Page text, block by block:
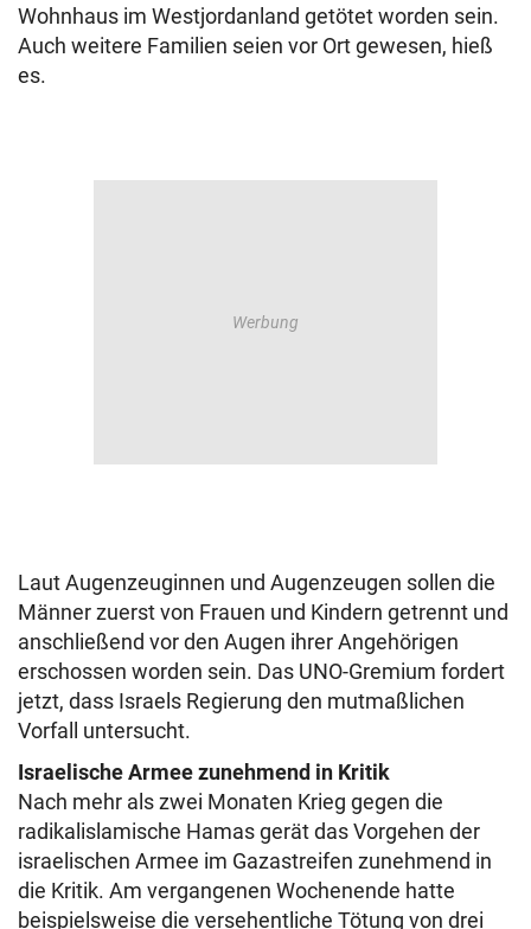
Wohnhaus im Westjordanland getötet worden sein.
Auch weitere Familien seien vor Ort gewesen, hieß
es.
Laut Augenzeuginnen und Augenzeugen sollen die
Männer zuerst von Frauen und Kindern getrennt und
anschließend vor den Augen ihrer Angehörigen
erschossen worden sein. Das UNO-Gremium fordert
jetzt, dass Israels Regierung den mutmaßlichen
Vorfall untersucht.
Israelische Armee zunehmend in Kritik
Nach mehr als zwei Monaten Krieg gegen die
radikalislamische Hamas gerät das Vorgehen der
israelischen Armee im Gazastreifen zunehmend in
die Kritik. Am vergangenen Wochenende hatte
beispielsweise die versehentliche Tötung von drei